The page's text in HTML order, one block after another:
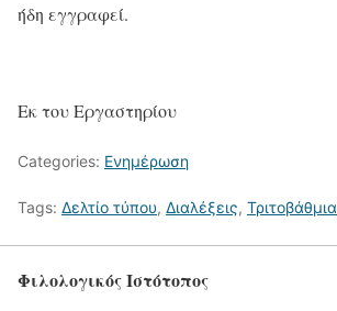
ήδη εγγραφεί.
Εκ του Εργαστηρίου
Categories: Ενημέρωση
Tags: Δελτίο τύπου, Διαλέξεις, Τριτοβάθμια
Φιλολογικός Ιστότοπος